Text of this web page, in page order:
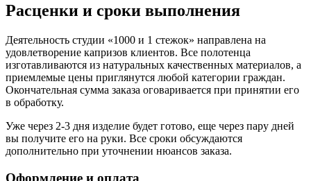
Расценки и сроки выполнения
Деятельность студии «1000 и 1 стежок» направлена на
удовлетворение капризов клиентов. Все полотенца
изготавливаются из натуральных качественных материалов, а
приемлемые цены приглянутся любой категории граждан.
Окончательная сумма заказа оговаривается при принятии его
в обработку.
Уже через 2-3 дня изделие будет готово, еще через пару дней
вы получите его на руки. Все сроки обсуждаются
дополнительно при уточнении нюансов заказа.
Оформление и оплата